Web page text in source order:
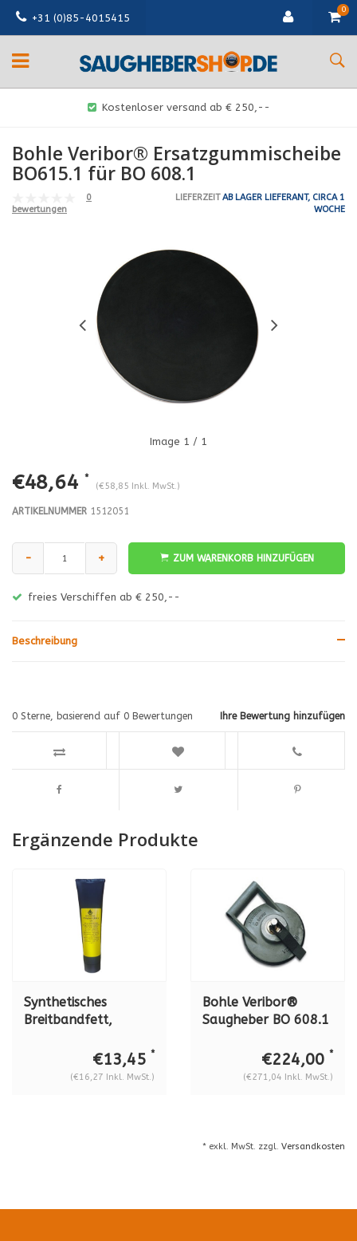
+31 (0)85-4015415
0
Kostenloser versand ab € 250,--
Bohle Veribor® Ersatzgummischeibe
BO615.1 für BO 608.1
0
bewertungen
LIEFERZEITAB LAGER LIEFERANT, CIRCA 1
WOCHE
Image 1 / 1
€48,64 *
(€58,85 Inkl. MwSt.)
ARTIKELNUMMER 1512051
- + ZUM WARENKORB HINZUFÜGEN
freies Verschiffen ab € 250,--
Beschreibung
Ihre Bewertung hinzufügen
0 Sterne, basierend auf 0 Bewertungen
Ergänzende Produkte
Synthetisches
Breitbandfett,
€13,45 *
(€16,27 Inkl. MwSt.)
Bohle Veribor®
Saugheber BO 608.1
€224,00 *
(€271,04 Inkl. MwSt.)
* exkl. MwSt. zzgl. Versandkosten